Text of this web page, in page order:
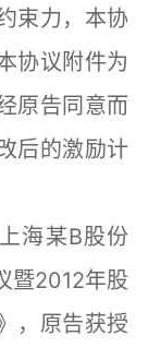
束力，本协
协议附件为
原告同意而
后的激励计
海某B股份
暨2012年股
，原告获授